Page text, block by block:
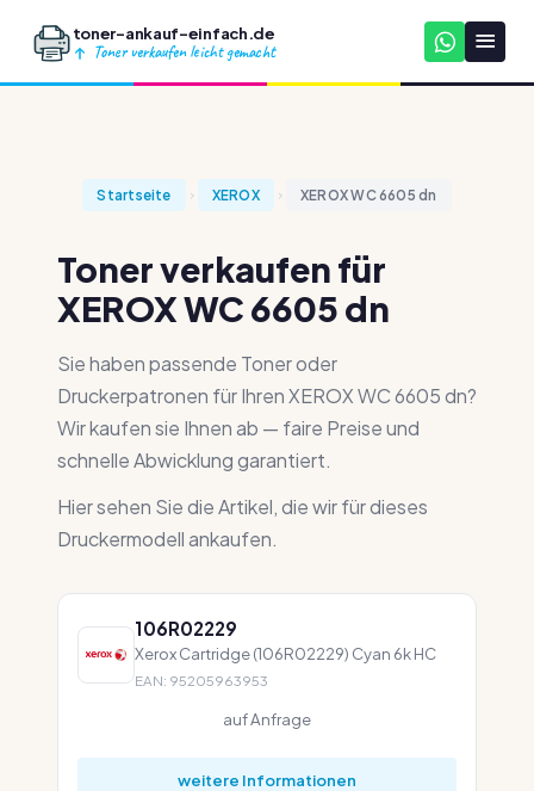
toner-ankauf-einfach.de
Toner verkaufen leicht gemacht
Startseite XEROX XEROX WC 6605 dn
Toner verkaufen für
XEROX WC 6605 dn
Sie haben passende Toner oder
Druckerpatronen für Ihren XEROX WC 6605 dn?
Wir kaufen sie Ihnen ab — faire Preise und
schnelle Abwicklung garantiert.
Hier sehen Sie die Artikel, die wir für dieses
Druckermodell ankaufen.
106R02229
Xerox Cartridge (106R02229) Cyan 6k HC
EAN: 95205963953
auf Anfrage
weitere Informationen